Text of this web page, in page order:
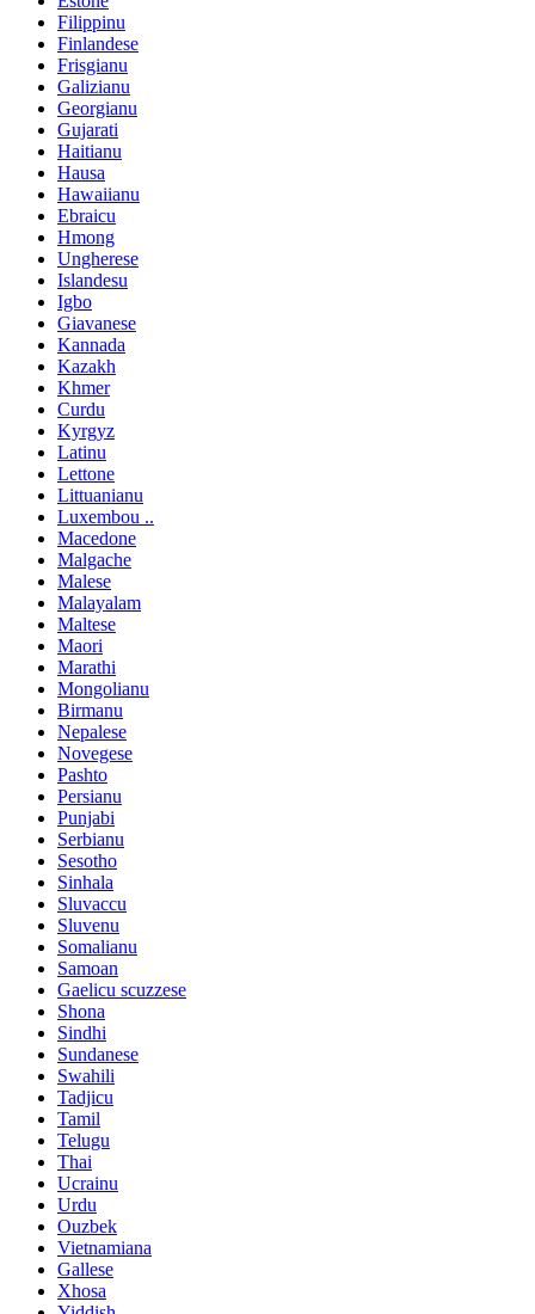
Filippinu
Finlandese
Frisgianu
Galizianu
Georgianu
Gujarati
Haitianu
Hausa
Hawaiianu
Ebraicu
Hmong
Ungherese
Islandesu
Igbo
Giavanese
Kannada
Kazakh
Khmer
Curdu
Kyrgyz
Latinu
Lettone
Littuanianu
Luxembou ..
Macedone
Malgache
Malese
Malayalam
Maltese
Maori
Marathi
Mongolianu
Birmanu
Nepalese
Novegese
Pashto
Persianu
Punjabi
Serbianu
Sesotho
Sinhala
Sluvaccu
Sluvenu
Somalianu
Samoan
Gaelicu scuzzese
Shona
Sindhi
Sundanese
Swahili
Tadjicu
Tamil
Telugu
Thai
Ucrainu
Urdu
Ouzbek
Vietnamiana
Gallese
Xhosa